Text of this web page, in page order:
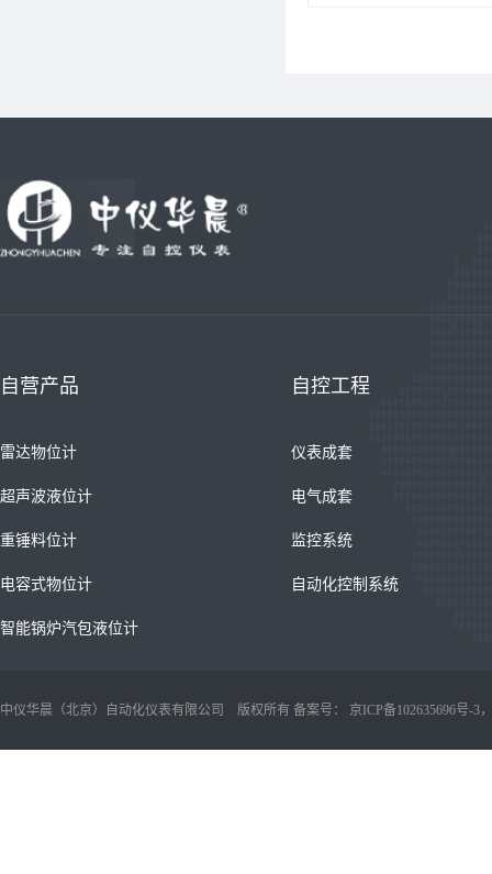
自营产品
雷达物位计
超声波液位计
重锤料位计
电容式物位计
智能锅炉汽包液位计
自控工程
仪表成套
电气成套
监控系统
自动化控制系统
中仪华晨（北京）自动化仪表有限公司 版权所有 备案号： 京ICP备102635696号-3，